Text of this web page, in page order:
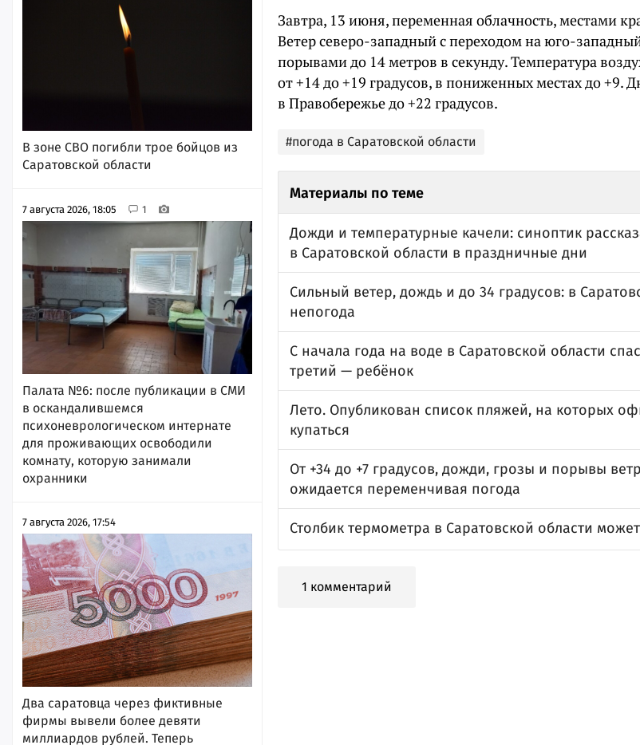
В зоне СВО погибли трое бойцов из
Саратовской области
7 августа 2026, 18:05 1
Палата №6: после публикации в СМИ
в оскандалившемся
психоневрологическом интернате
для проживающих освободили
комнату, которую занимали
охранники
7 августа 2026, 17:54
Два саратовца через фиктивные
фирмы вывели более девяти
миллиардов рублей. Теперь
Завтра, 13 июня, переменная облачность, местами
Ветер северо-западный с переходом на юго-
порывами до 14 метров в секунду. Температура
от +14 до +19 градусов, в пониженных местах до +9.
в Правобережье до +22 градусов.
#погода в Саратовской области
Материалы по теме
Дожди и температурные качели: синоптик
в Саратовской области в праздничные дни
Сильный ветер, дождь и до 34 градусов: в
непогода
С начала года на воде в Саратовской области
третий — ребёнок
Лето. Опубликован список пляжей, на которых
купаться
От +34 до +7 градусов, дожди, грозы и порывы
ожидается переменчивая погода
Столбик термометра в Саратовской области
1 комментарий